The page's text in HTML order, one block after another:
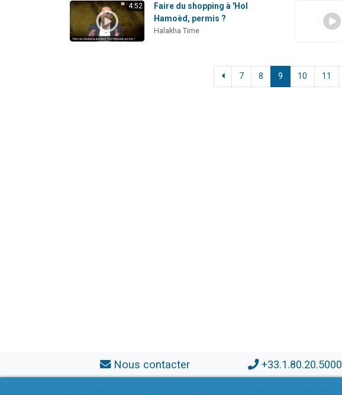
4:52
Faire du shopping à 'Hol
Hamoèd, permis ?
Halakha Time
7 8 9 10 11
Nous contacter +33.1.80.20.5000